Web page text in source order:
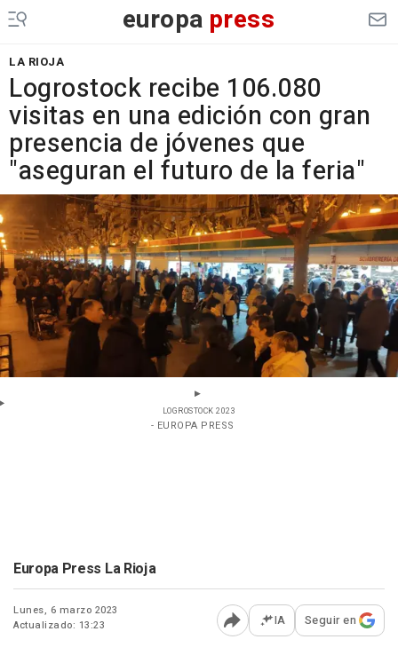
europa press
LA RIOJA
Logrostock recibe 106.080
visitas en una edición con gran
presencia de jóvenes que
"aseguran el futuro de la feria"
LOGROSTOCK 2023
- EUROPA PRESS
Europa Press La Rioja
Lunes, 6 marzo 2023
Actualizado: 13:23
Abrir opciones para
IA Seguir en